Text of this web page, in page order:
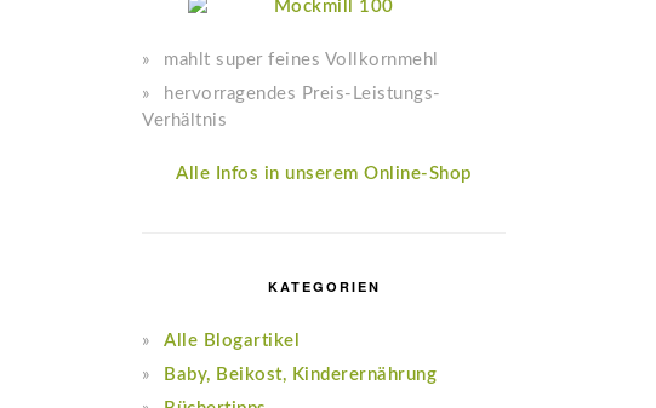
mahlt super feines Vollkornmehl
hervorragendes Preis-Leistungs-
Verhältnis
Alle Infos in unserem Online-Shop
KATEGORIEN
Alle Blogartikel
Baby, Beikost, Kinderernährung